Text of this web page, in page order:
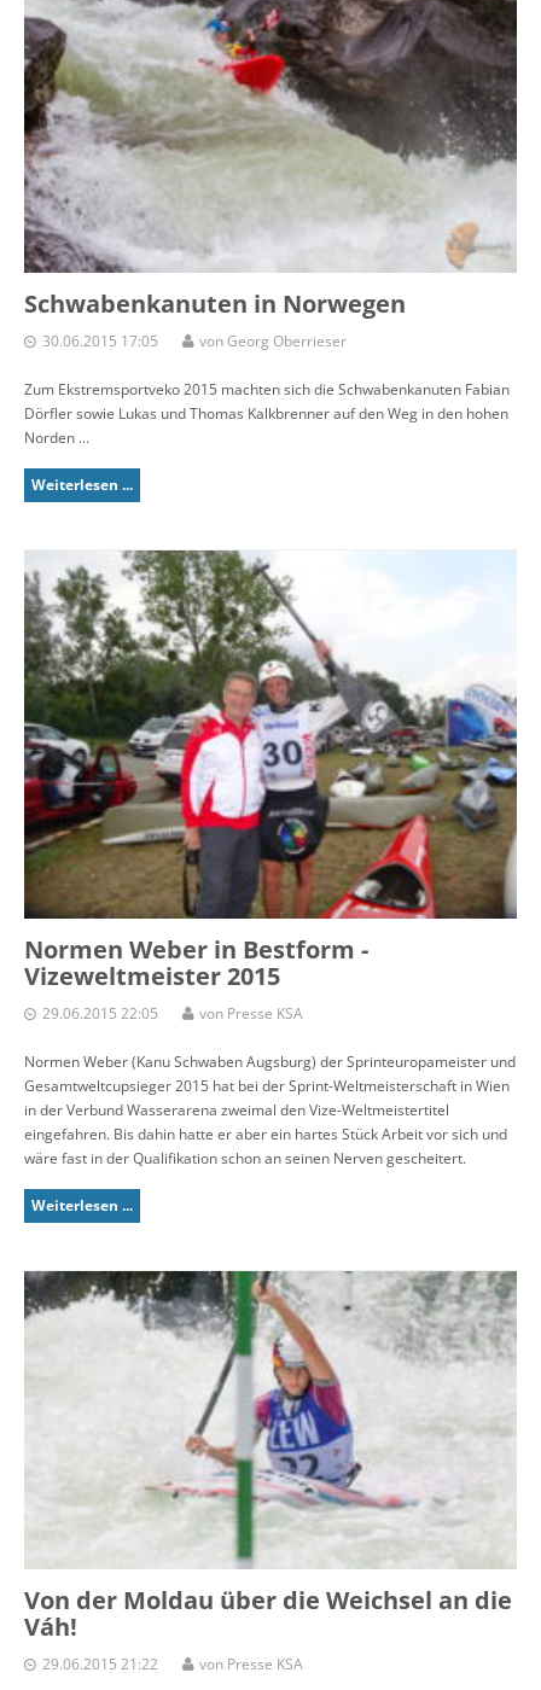
Schwabenkanuten in Norwegen
30.06.2015 17:05 von Georg Oberrieser
Zum Ekstremsportveko 2015 machten sich die Schwabenkanuten Fabian
Dörfler sowie Lukas und Thomas Kalkbrenner auf den Weg in den hohen
Norden ...
Weiterlesen ...
Normen Weber in Bestform -
Vizeweltmeister 2015
29.06.2015 22:05 von Presse KSA
Normen Weber (Kanu Schwaben Augsburg) der Sprinteuropameister und
Gesamtweltcupsieger 2015 hat bei der Sprint-Weltmeisterschaft in Wien
in der Verbund Wasserarena zweimal den Vize-Weltmeistertitel
eingefahren. Bis dahin hatte er aber ein hartes Stück Arbeit vor sich und
wäre fast in der Qualifikation schon an seinen Nerven gescheitert.
Weiterlesen ...
Von der Moldau über die Weichsel an die
Váh!
29.06.2015 21:22 von Presse KSA